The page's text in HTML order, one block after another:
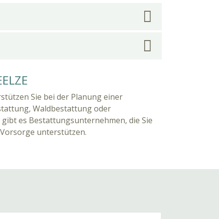
Sie bei der Planung einer
Waldbestattung oder
es Bestattungsunternehmen, die Sie
unterstützen.